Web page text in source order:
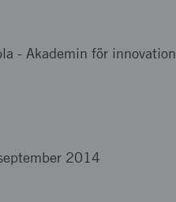
- Akademin för
2014